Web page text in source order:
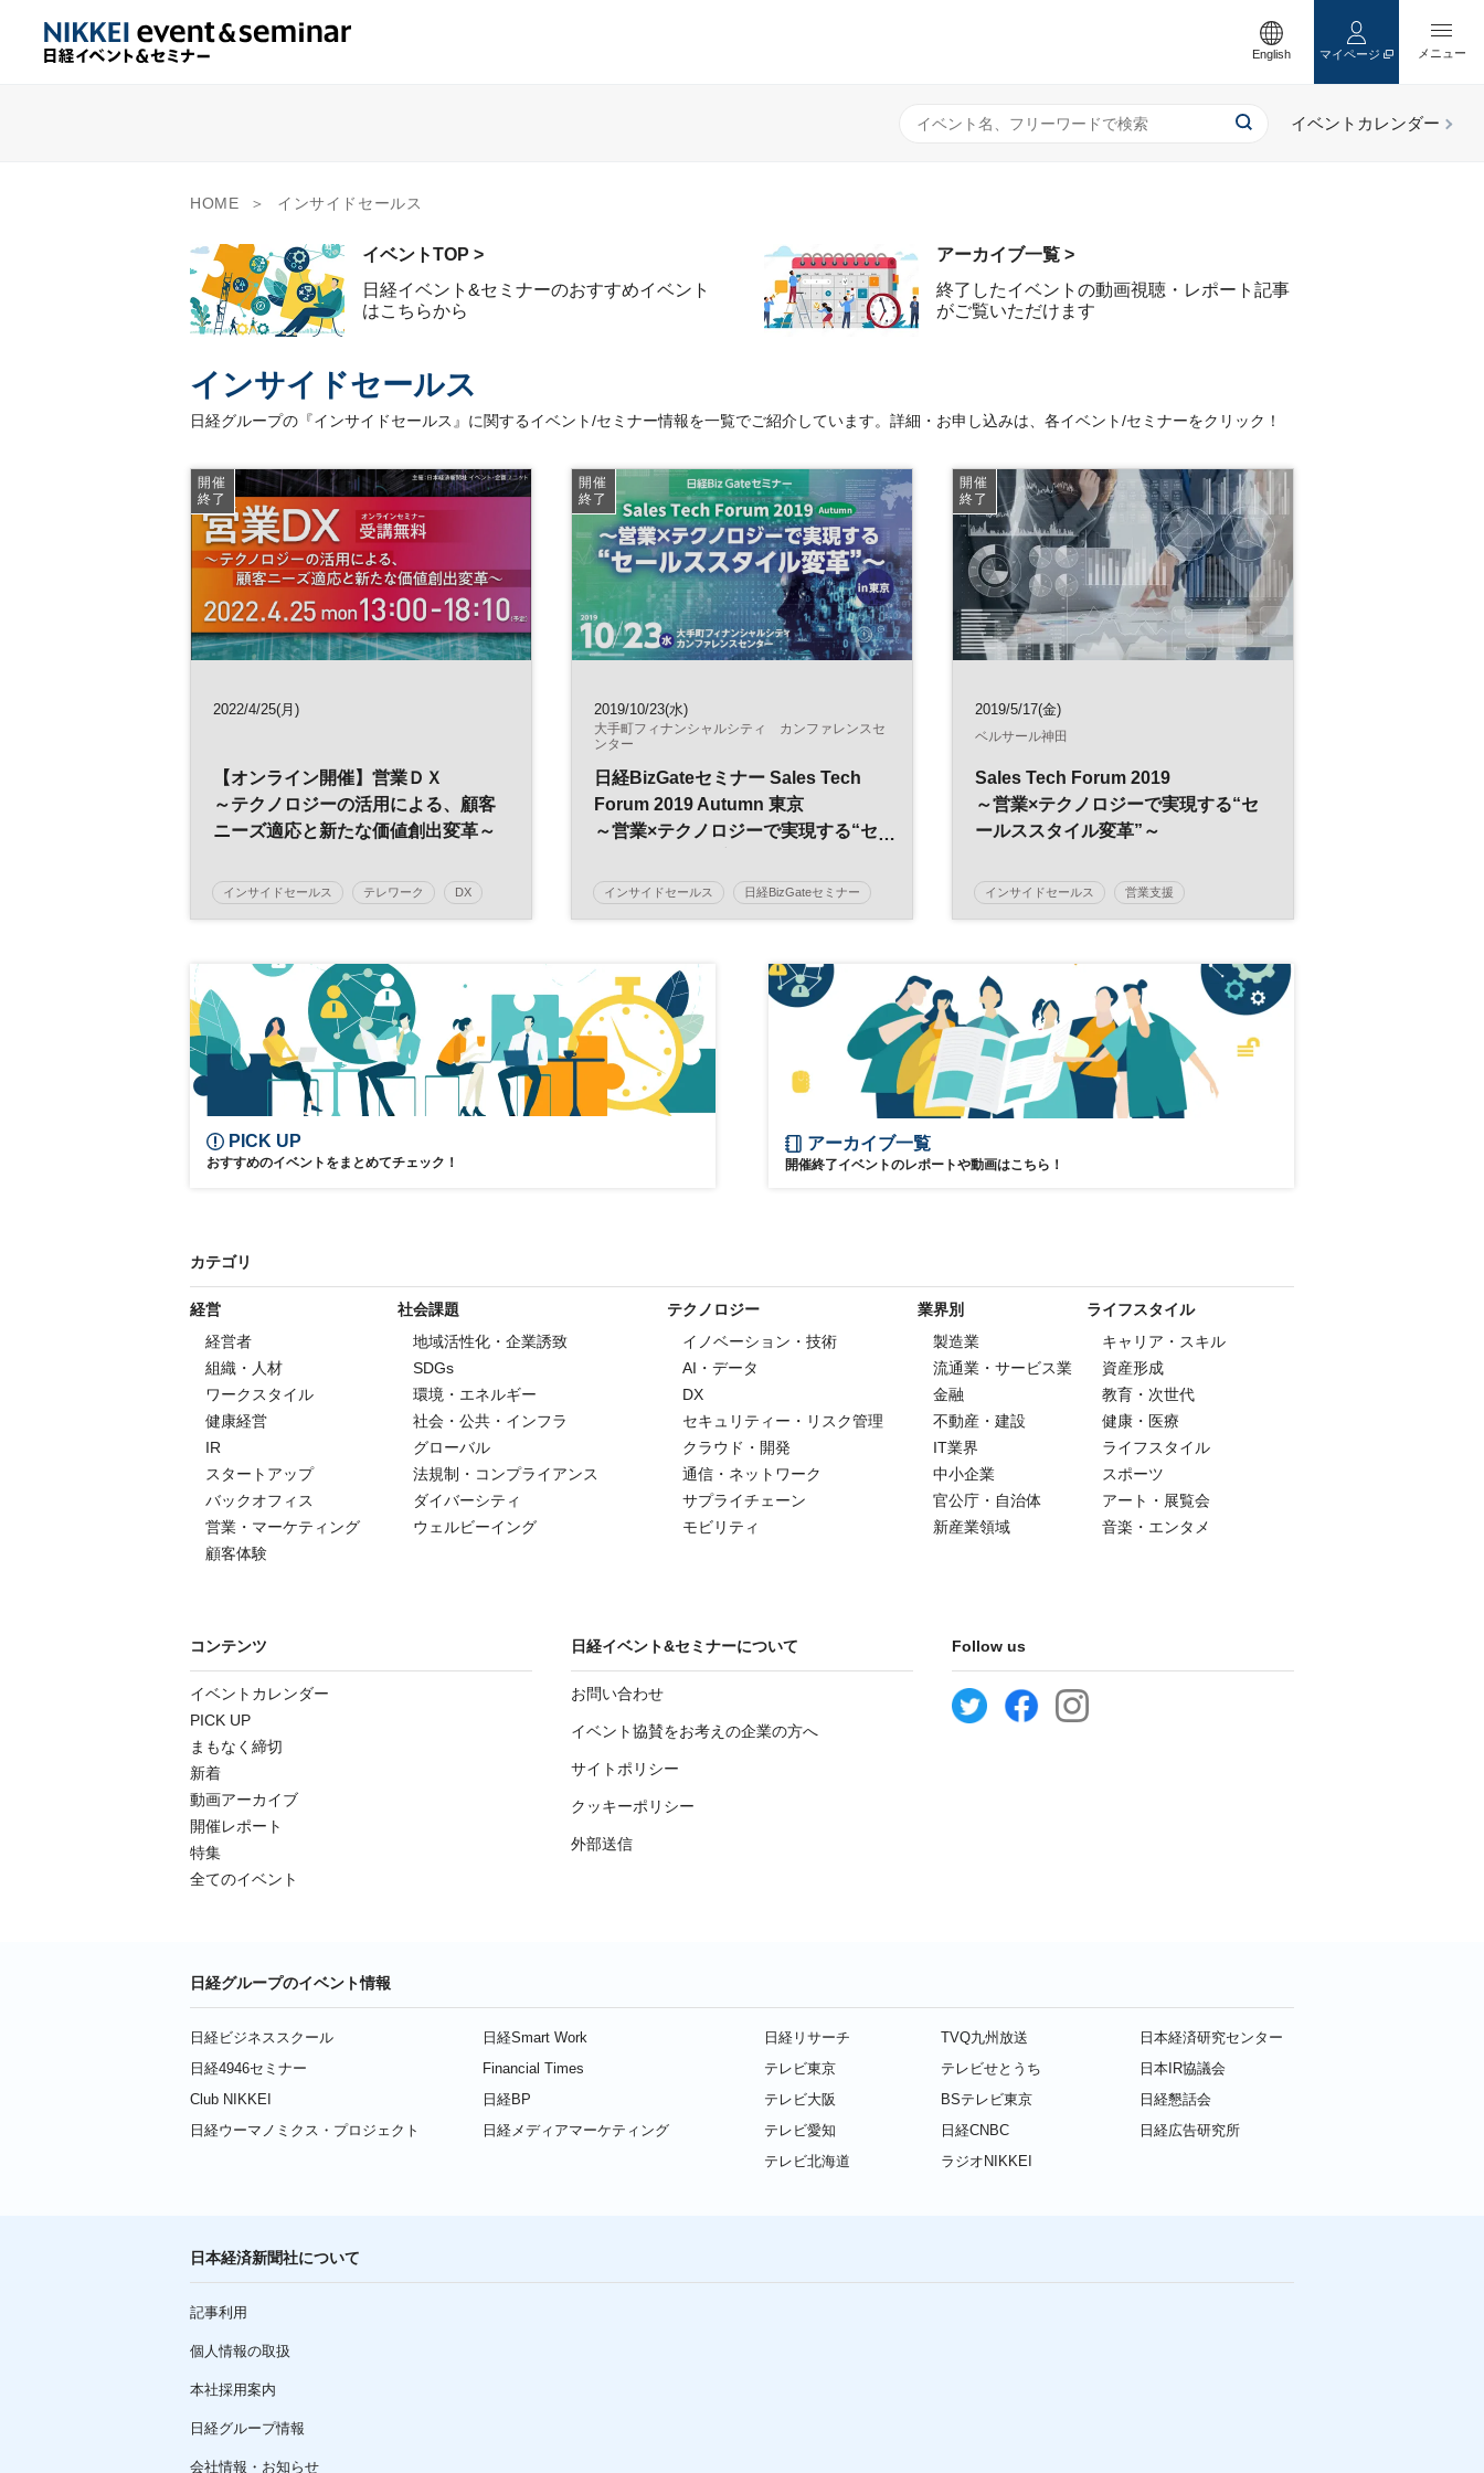
English マイページ
HOME インサイドセールス
イベントTOP >
日経イベント&セミナーのおすすめイベント
はこちらから
アーカイブ一覧 >
終了したイベントの動画視聴・レポート記事
がご覧いただけます
インサイドセールス
日経グループの『インサイドセールス』に関するイベント/セミナー情報を一覧でご紹介しています。詳細・お申し込みは、各イベント/セミナーをクリック！
開催
終了
2022/4/25(月)
【オンライン開催】営業ＤＸ
～テクノロジーの活用による、顧客
ニーズ適応と新たな価値創出変革～
インサイドセールス テレワーク DX
開催
終了
2019/10/23(水)
大手町フィナンシャルシティ カンファレンスセ
ンター
日経BizGateセミナー Sales Tech
Forum 2019 Autumn 東京
～営業×テクノロジーで実現する“セ
インサイドセールス 日経BizGateセミナー
ＭＡ ビジネスチャット
開催
終了
2019/5/17(金)
ベルサール神田
Sales Tech Forum 2019
～営業×テクノロジーで実現する“セ
ールススタイル変革”～
インサイドセールス 営業支援
ビジネスチャット
PICK UP
おすすめのイベントをまとめてチェック！
アーカイブ一覧
開催終了イベントのレポートや動画はこちら！
カテゴリ
経営
経営者
組織・人材
ワークスタイル
健康経営
IR
スタートアップ
バックオフィス
営業・マーケティング
顧客体験
社会課題
地域活性化・企業誘致
SDGs
環境・エネルギー
社会・公共・インフラ
グローバル
法規制・コンプライアンス
ダイバーシティ
ウェルビーイング
テクノロジー
イノベーション・技術
AI・データ
DX
セキュリティー・リスク管理
クラウド・開発
通信・ネットワーク
サプライチェーン
モビリティ
業界別
製造業
流通業・サービス業
金融
不動産・建設
IT業界
中小企業
官公庁・自治体
新産業領域
ライフスタイル
キャリア・スキル
資産形成
教育・次世代
健康・医療
ライフスタイル
スポーツ
アート・展覧会
音楽・エンタメ
コンテンツ
イベントカレンダー
PICK UP
まもなく締切
新着
動画アーカイブ
開催レポート
特集
全てのイベント
日経イベント&セミナーについて
お問い合わせ
イベント協賛をお考えの企業の方へ
サイトポリシー
クッキーポリシー
外部送信
Follow us
日経グループのイベント情報
日経ビジネススクール
日経4946セミナー
Club NIKKEI
日経ウーマノミクス・プロジェクト
日経Smart Work
Financial Times
日経BP
日経メディアマーケティング
日経リサーチ
テレビ東京
テレビ大阪
テレビ愛知
テレビ北海道
TVQ九州放送
テレビせとうち
BSテレビ東京
日経CNBC
ラジオNIKKEI
日本経済研究センター
日本IR協議会
日経懇話会
日経広告研究所
日本経済新聞社について
記事利用
個人情報の取扱
本社採用案内
日経グループ情報
会社情報・お知らせ